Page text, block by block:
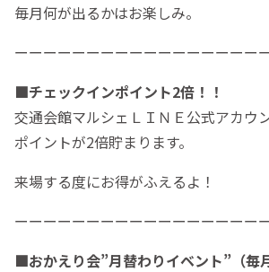
毎月何が出るかはお楽しみ。
ーーーーーーーーーーーーーーーーー
■チェックインポイント2倍！！
交通会館マルシェＬＩＮＥ公式アカウ
ポイントが2倍貯まります。
来場する度にお得がふえるよ！
ーーーーーーーーーーーーーーーーー
■おかえり会”月替わりイベント”（毎